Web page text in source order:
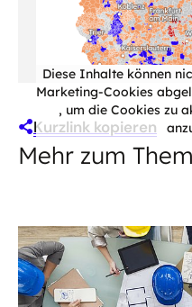
Diese Inhalte können
Marketing-Cookies
, um die Cookies zu
Kurzlink kopieren
Mehr zum